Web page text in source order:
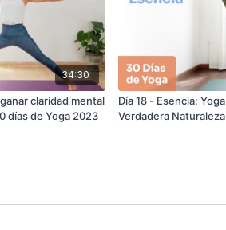
34:30
claridad mental
días de Yoga 2023
Día 18 - Esencia: Yoga para Conectar con tu
Verdadera